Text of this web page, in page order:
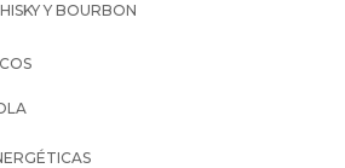
Y BOURBON